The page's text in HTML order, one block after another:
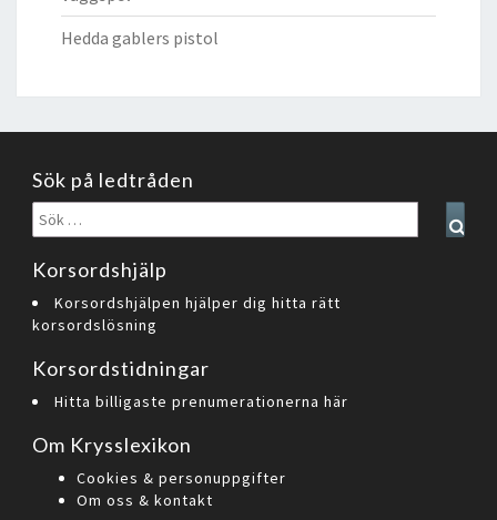
Hedda gablers pistol
Sök på ledtråden
Sök
efter:
Korsordshjälp
Korsordshjälpen hjälper dig hitta rätt
korsordslösning
Korsordstidningar
Hitta billigaste prenumerationerna här
Om Krysslexikon
Cookies & personuppgifter
Om oss & kontakt